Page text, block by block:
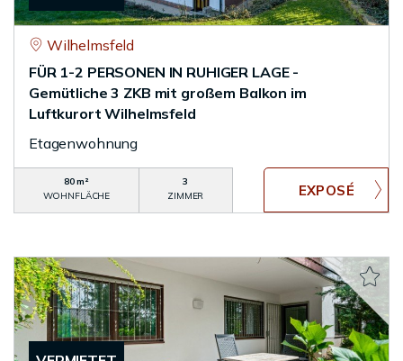
Wilhelmsfeld
FÜR 1-2 PERSONEN IN RUHIGER LAGE -
Gemütliche 3 ZKB mit großem Balkon im
Luftkurort Wilhelmsfeld
Etagenwohnung
80 m²
WOHNFLÄCHE
3
ZIMMER